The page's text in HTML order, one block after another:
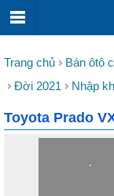
Trang chủ Bán ôtô
Đời 2021
Nhập
Toyota Prado